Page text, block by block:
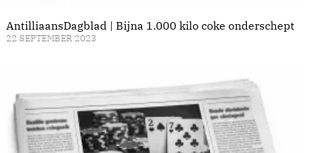
AntilliaansDagblad | Bijna 1.000 kilo coke onderschept
22 SEPTEMBER 2023